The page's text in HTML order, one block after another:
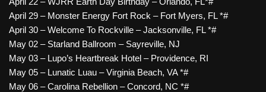
April 29 – Monster Energy Fort Rock – Fort Myers, FL *#
April 30 – Welcome To Rockville – Jacksonville, FL *#
May 02 – Starland Ballroom – Sayreville, NJ
May 03 – Lupo’s Heartbreak Hotel – Providence, RI
May 05 – Lunatic Luau – Virginia Beach, VA *#
May 06 – Carolina Rebellion – Concord, NC *#